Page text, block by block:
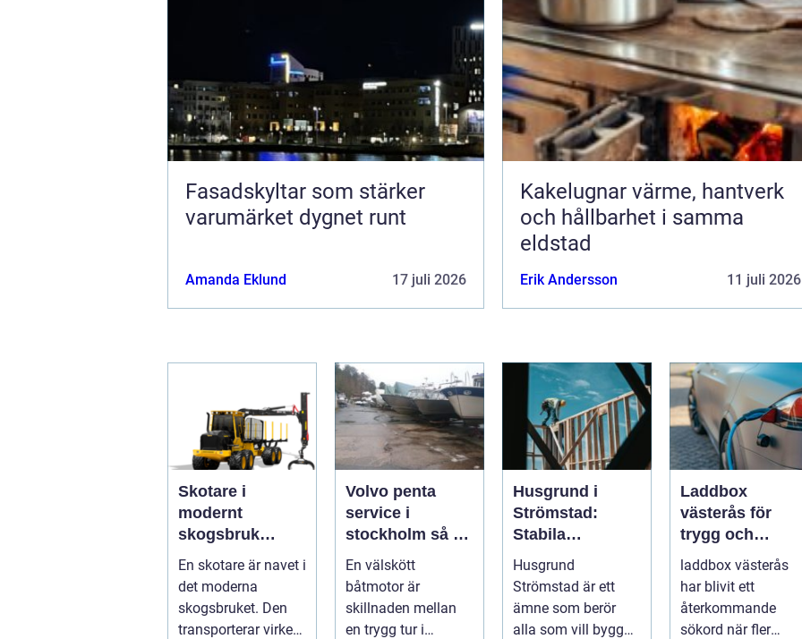
Fasadskyltar som stärker
varumärket dygnet runt
Amanda Eklund 17 juli 2026
Kakelugnar värme, hantverk
och hållbarhet i samma
eldstad
Erik Andersson 11 juli 2026
Skotare i
modernt
skogsbruk
teknik,
effektivitet och
hållbarhet
En skotare är navet i
det moderna
skogsbruket. Den
transporterar virke
Volvo penta
service i
stockholm så tar
du hand om din
båtmotor på rätt
sätt
En välskött
båtmotor är
skillnaden mellan
en trygg tur i
Husgrund i
Strömstad:
Stabila
lösningar för
boende vid
kusten
Husgrund
Strömstad är ett
ämne som berör
alla som vill bygga
Laddbox
västerås för
trygg och
effektiv
hemmaladdning
laddbox västerås
har blivit ett
återkommande
sökord när fler